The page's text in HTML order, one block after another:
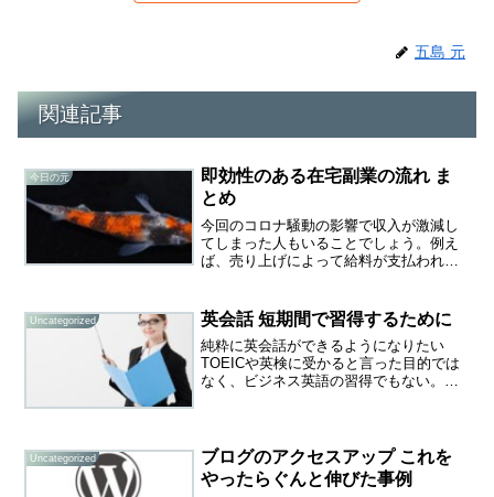
五島 元
関連記事
今日の元
即効性のある在宅副業の流れ ま
とめ
今回のコロナ騒動の影響で収入が激減し
てしまった人もいることでしょう。例え
ば、売り上げによって給料が支払われる
限や解雇になるケースもあるようです。
共働きの主婦のパートも厳...
Uncategorized 英会話 短期間で習得するために
純粋に英会話ができるようになりたい
TOEICや英検に受かると言った目的では
なく、ビジネス英語の習得でもない。海
るのが最短でしょうか。...
Uncategorized
ブログのアクセスアップ これを
やったらぐんと伸びた事例